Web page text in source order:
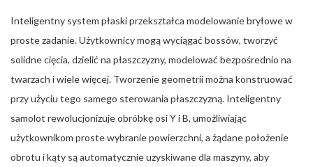
Inteligentny system płaski przekształca modelowanie bryłowe w
proste zadanie. Użytkownicy mogą wyciągać bossów, tworzyć
solidne cięcia, dzielić na płaszczyzny, modelować bezpośrednio na
twarzach i wiele więcej. Tworzenie geometrii można konstruować
przy użyciu tego samego sterowania płaszczyzną. Inteligentny
samolot rewolucjonizuje obróbkę osi Y i B, umożliwiając
użytkownikom proste wybranie powierzchni, a żądane położenie
obrotu i kąty są automatycznie uzyskiwane dla maszyny, aby